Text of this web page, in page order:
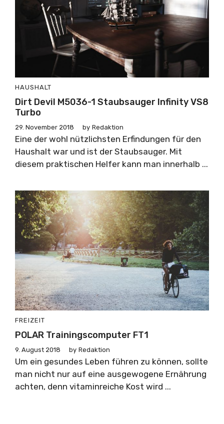
HAUSHALT
Dirt Devil M5036-1 Staubsauger Infinity VS8
Turbo
29. November 2018 by Redaktion
Eine der wohl nützlichsten Erfindungen für den
Haushalt war und ist der Staubsauger. Mit
diesem praktischen Helfer kann man innerhalb ...
FREIZEIT
POLAR Trainingscomputer FT1
9. August 2018 by Redaktion
Um ein gesundes Leben führen zu können, sollte
man nicht nur auf eine ausgewogene Ernährung
achten, denn vitaminreiche Kost wird ...